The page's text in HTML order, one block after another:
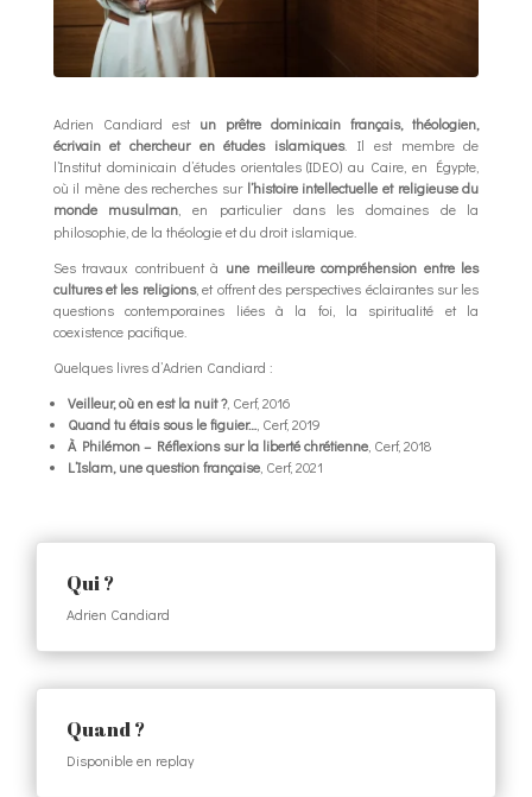
Adrien Candiard est un prêtre dominicain français, théologien,
écrivain et chercheur en études islamiques. Il est membre de
l’Institut dominicain d’études orientales (IDEO) au Caire, en Égypte,
où il mène des recherches sur l’histoire intellectuelle et religieuse du
monde musulman , en particulier dans les domaines de la
philosophie, de la théologie et du droit islamique.
Ses travaux contribuent à une meilleure compréhension entre les
cultures et les religions, et offrent des perspectives éclairantes sur les
questions contemporaines liées à la foi, la spiritualité et la
coexistence pacifique.
Quelques livres d’Adrien Candiard :
Veilleur, où en est la nuit ?, Cerf, 2016
Quand tu étais sous le figuier… , Cerf, 2019
À Philémon – Réflexions sur la liberté chrétienne, Cerf, 2018
L’Islam, une question française, Cerf, 2021
Qui ?
Adrien Candiard
Quand ?
Disponible en replay